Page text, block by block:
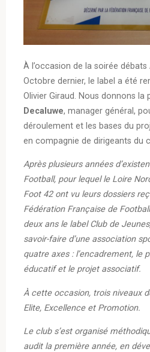
À l’occasion de la soirée débats
Octobre dernier, le label a été
Olivier Giraud. Nous donnons la
Decaluwe, manager général,
déroulement et les bases du
en compagnie de dirigeants du
Après plusieurs années
Football, pour lequel le Loire
Foot 42 ont vu leurs dossiers
Fédération Française de
deux ans le label Club de
savoir-faire d’une association
quatre axes : l’encadrement, le
éducatif et le projet associatif.
À cette occasion, trois niveaux
Elite, Excellence et Promotion.
Le club s’est organisé
audit la première année, en